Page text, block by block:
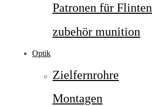
Patronen für Flinten
zubehör munition
Optik
Zielfernrohre
Montagen